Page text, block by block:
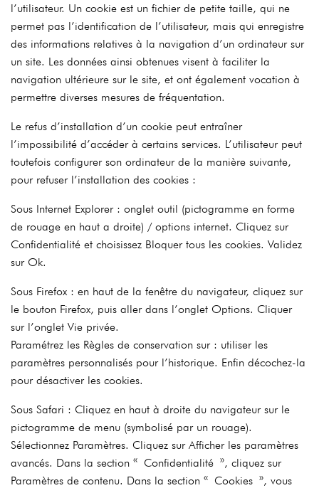
l’utilisateur. Un cookie est un fichier de petite taille, qui ne
permet pas l’identification de l’utilisateur, mais qui enregistre
des informations relatives à la navigation d’un ordinateur sur
un site. Les données ainsi obtenues visent à faciliter la
navigation ultérieure sur le site, et ont également vocation à
permettre diverses mesures de fréquentation.
Le refus d’installation d’un cookie peut entraîner
l’impossibilité d’accéder à certains services. L’utilisateur peut
toutefois configurer son ordinateur de la manière suivante,
pour refuser l’installation des cookies :
Sous Internet Explorer : onglet outil (pictogramme en forme
de rouage en haut a droite) / options internet. Cliquez sur
Confidentialité et choisissez Bloquer tous les cookies. Validez
sur Ok.
Sous Firefox : en haut de la fenêtre du navigateur, cliquez sur
le bouton Firefox, puis aller dans l’onglet Options. Cliquer
sur l’onglet Vie privée.
Paramétrez les Règles de conservation sur : utiliser les
paramètres personnalisés pour l’historique. Enfin décochez-la
pour désactiver les cookies.
Sous Safari : Cliquez en haut à droite du navigateur sur le
pictogramme de menu (symbolisé par un rouage).
Sélectionnez Paramètres. Cliquez sur Afficher les paramètres
avancés. Dans la section « Confidentialité », cliquez sur
Paramètres de contenu. Dans la section « Cookies », vous